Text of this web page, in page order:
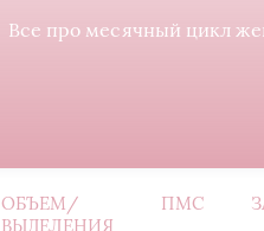
Все про месячный цикл
ОБЪЕМ/
ВЫДЕЛЕНИЯ
ПМС